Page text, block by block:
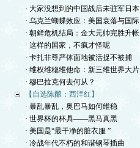
· 大家没想到的中国战后未驻军日本
· 乌克兰蝴蝶效应：美国衰落与国际
· 朝鲜危机结局：金大元帅完胜升帐
· 这样的国家，不疯才怪呢
· 卡扎非尊严体面地被活捉不被捕
· 维权维稳维他命：新三维世界大片
· 穆巴拉克何去何从？
【自选陈酿：西洋红】
· 暴乱暴乱，奥巴马如何维稳
· 世界杯的杯具——黑马真黑
· 美国是“最干净的脏衣服 ”
· 冷战年代不朽的和谐钢琴插曲